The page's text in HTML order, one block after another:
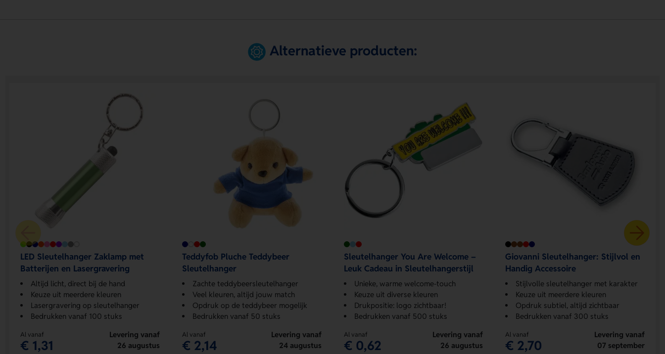
Alternatieve producten:
LED Sleutelhanger Zaklamp met
Batterijen en Lasergravering
Altijd licht, direct bij de hand
Keuze uit meerdere kleuren
Lasergravering op sleutelhanger
Bedrukken vanaf 100 stuks
Al vanaf
€ 1,31
Levering vanaf
26 augustus
Teddyfob Pluche Teddybeer
Sleutelhanger
Zachte teddybeersleutelhanger
Veel kleuren, altijd jouw match
Opdruk op de teddybeer mogelijk
Bedrukken vanaf 50 stuks
Al vanaf
€ 2,14
Levering vanaf
24 augustus
Sleutelhanger You Are Welcome –
Leuk Cadeau in Sleutelhangerstijl
Unieke, warme welcome-touch
Keuze uit diverse kleuren
Drukpositie: logo zichtbaar!
Bedrukken vanaf 500 stuks
Al vanaf
€ 0,62
Levering vanaf
26 augustus
Giovanni Sleutelhanger: Stijlvol en
Handig Accessoire
Stijlvolle sleutelhanger met karakter
Keuze uit meerdere kleuren
Opdruk subtiel, altijd zichtbaar
Bedrukken vanaf 300 stuks
Al vanaf
€ 2,70
Levering vanaf
07 september